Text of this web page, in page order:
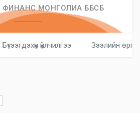
ФИНАНС МОНГОЛИА ББСБ
Бүтээгдэхүүн үйлчилгээ Зээлийн